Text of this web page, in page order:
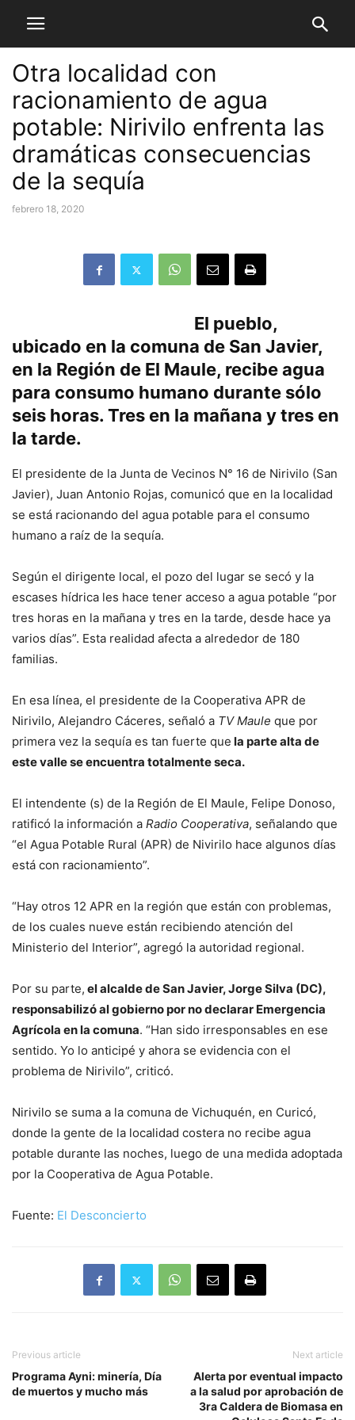
Otra localidad con
racionamiento de agua
potable: Nirivilo enfrenta las
dramáticas consecuencias
de la sequía
febrero 18, 2020
El pueblo,
ubicado en la comuna de San Javier,
en la Región de El Maule, recibe agua
para consumo humano durante sólo
seis horas. Tres en la mañana y tres en
la tarde.
El presidente de la Junta de Vecinos N° 16 de Nirivilo (San
Javier), Juan Antonio Rojas, comunicó que en la localidad
se está racionando del agua potable para el consumo
humano a raíz de la sequía.
Según el dirigente local, el pozo del lugar se secó y la
escases hídrica les hace tener acceso a agua potable “por
tres horas en la mañana y tres en la tarde, desde hace ya
varios días”. Esta realidad afecta a alrededor de 180
familias.
En esa línea, el presidente de la Cooperativa APR de
Nirivilo, Alejandro Cáceres, señaló a TV Maule que por
primera vez la sequía es tan fuerte que la parte alta de
este valle se encuentra totalmente seca.
El intendente (s) de la Región de El Maule, Felipe Donoso,
ratificó la información a Radio Cooperativa, señalando que
“el Agua Potable Rural (APR) de Nivirilo hace algunos días
está con racionamiento”.
“Hay otros 12 APR en la región que están con problemas,
de los cuales nueve están recibiendo atención del
Ministerio del Interior”, agregó la autoridad regional.
Por su parte, el alcalde de San Javier, Jorge Silva (DC),
responsabilizó al gobierno por no declarar Emergencia
Agrícola en la comuna. “Han sido irresponsables en ese
sentido. Yo lo anticipé y ahora se evidencia con el
problema de Nirivilo”, criticó.
Nirivilo se suma a la comuna de Vichuquén, en Curicó,
donde la gente de la localidad costera no recibe agua
potable durante las noches, luego de una medida adoptada
por la Cooperativa de Agua Potable.
Fuente: El Desconcierto
Previous article
Programa Ayni: minería, Día
de muertos y mucho más
Next article
Alerta por eventual impacto
a la salud por aprobación de
3ra Caldera de Biomasa en